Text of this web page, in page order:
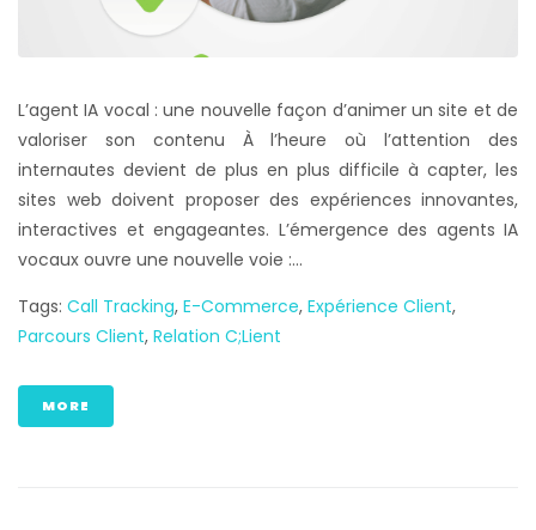
L’agent IA vocal : une nouvelle façon d’animer un site et de
valoriser son contenu À l’heure où l’attention des
internautes devient de plus en plus difficile à capter, les
sites web doivent proposer des expériences innovantes,
interactives et engageantes. L’émergence des agents IA
vocaux ouvre une nouvelle voie :...
Tags: Call Tracking, E-Commerce, Expérience Client,
Parcours Client, Relation C;lient
MORE